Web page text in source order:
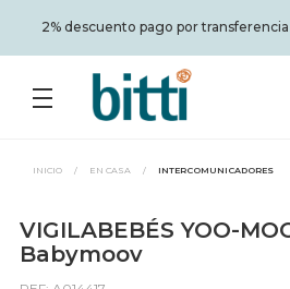
2% descuento pago por
INICIO / EN CASA / INTERCOMUNICADORES
VIGILABEBÉS YOO-
Babymoov